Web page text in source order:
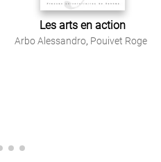
Les arts en action
Arbo Alessandro, Pouivet Roger